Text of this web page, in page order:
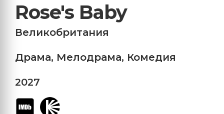
Rose's Baby
Великобритания
Драма, Мелодрама, Комедия
2027